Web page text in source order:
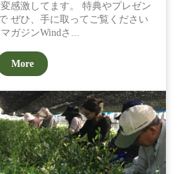
感激してます。 特典やプレゼン
ぜひ、手に取ってご覧ください
ガジンWindさ...
More